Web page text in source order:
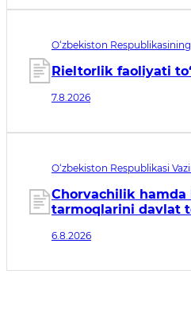
O‘zbekiston
Rieltorlik faoliyati
7.8.2026
O‘zbekiston Respublikasi
sanasi 07.08.2026
Chorvachilik
tarmoqlarini davlat
tadbirlari to‘g‘risida
6.8.2026